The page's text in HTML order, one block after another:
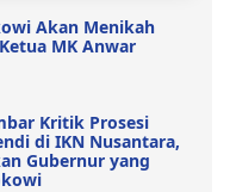
Akan Menikah
MK Anwar
Kritik Prosesi
di IKN Nusantara,
Gubernur yang